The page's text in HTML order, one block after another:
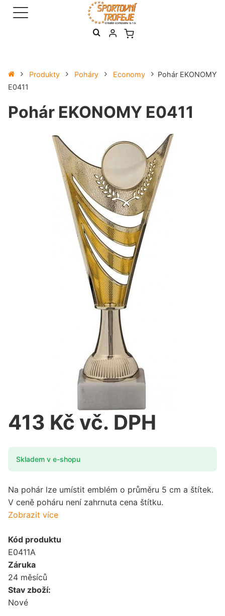
Produkty Poháry Economy
Pohár EKONOMY
E0411
Pohár EKONOMY E0411
413 Kč vč. DPH
Skladem v e-shopu
Na pohár lze umístit emblém o průměru 5 cm a štítek.
V ceně poháru není zahrnuta cena štítku.
Zobrazit více
Kód produktu
E0411A
Záruka
24 měsíců
Stav zboží:
Nové